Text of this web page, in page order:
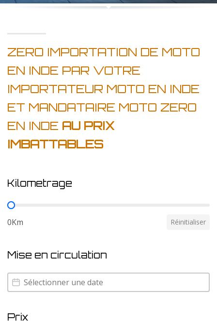
ZERO IMPORTATION DE MOTO
EN INDE PAR VOTRE
IMPORTATEUR MOTO EN INDE
ET MANDATAIRE MOTO ZERO
EN INDE AU PRIX
IMBATTABLES
Kilometrage
Kilometrage
0Km Réinitialiser
Mise en circulation
Mise en circulation
Mise en circulation
Prix